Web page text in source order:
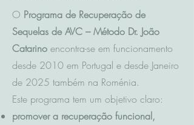
O Programa de Recuperação de
Sequelas de AVC – Método Dr. João
Catarino encontra-se em funcionamento
desde 2010 em Portugal e desde Janeiro
de 2025 também na Roménia.
Este programa tem um objetivo claro:
promover a recuperação funcional,